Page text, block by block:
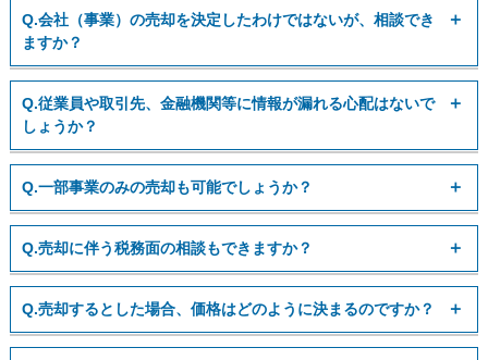
ご相談の段階では費用は発生しません。
お伺いした内容をもとに、弊社がサポートできる業務をご提
Q.会社（事業）の売却を決定したわけではないが、相談でき
ますか？
M&Aによる譲渡が全ての会社様にとって最適とは限りません
ので、会社や株主の状況を伺いながら最適な戦略をご提案さ
早期にご相談いただいた方が戦略の幅も拡がると考えていま
す。
Q.従業員や取引先、金融機関等に情報が漏れる心配はないで
しょうか？
プロセスを進めるにあたっては、弊社はもちろん相手先にも
守秘義務契約を締結いただきます。
打診先につきましても事前に許可をいただく形で行い、情報
の取り扱いには細心の注意を払って進めさせていただきます
のでご安心ください。
Q.一部事業のみの売却も可能でしょうか？
会社分割や事業譲渡等のスキームを組み合わせることで可能
となります。
ご相談の内容に応じて最適なスキームをご提案させていただ
きます。
Q.売却に伴う税務面の相談もできますか？
弊社には税務に関する専門家も在籍しております。
またグループには税理士法人をございますので、税務面から
の最適なスキームもご提案させていただきます。
Q.売却するとした場合、価格はどのように決まるのですか？